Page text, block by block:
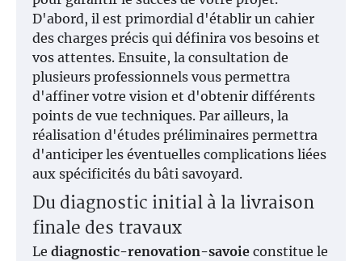
D'abord, il est primordial d'établir un cahier
des charges précis qui définira vos besoins et
vos attentes. Ensuite, la consultation de
plusieurs professionnels vous permettra
d'affiner votre vision et d'obtenir différents
points de vue techniques. Par ailleurs, la
réalisation d'études préliminaires permettra
d'anticiper les éventuelles complications liées
aux spécificités du bâti savoyard.
Du diagnostic initial à la livraison
finale des travaux
Le diagnostic-renovation-savoie constitue le